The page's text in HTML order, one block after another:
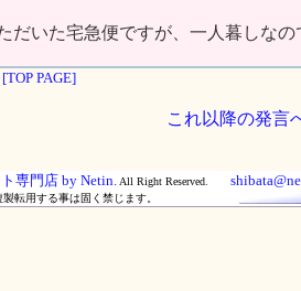
だいた宅急便ですが、一人暮しな
[TOP PAGE]
これ以降の発言
専門店 by Netin. All Right Reserved.
転用する事は固く禁じます。